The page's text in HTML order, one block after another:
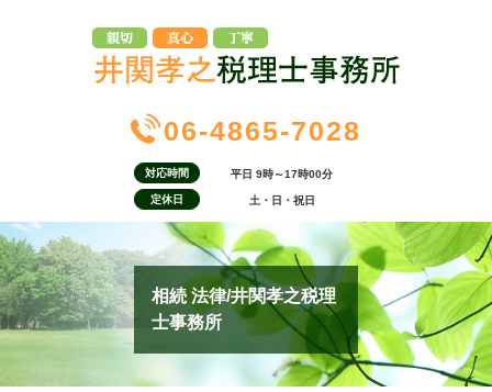
06-4865-7028
対応時間 平日 9時～17時00分
定休日 土・日・祝日
相続 法律/井関孝之税理
士事務所